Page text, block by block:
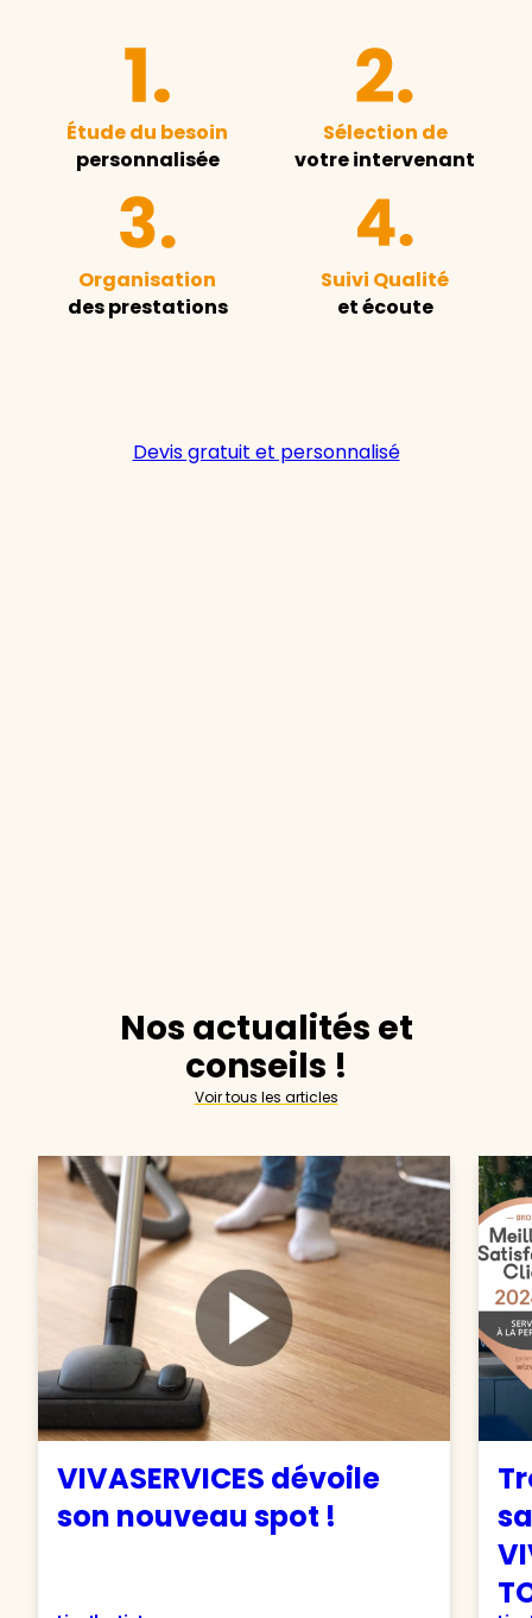
Étude du besoin
personnalisée
Sélection de
votre intervenant
Organisation
des prestations
Suivi Qualité
et écoute
Devis gratuit et personnalisé
Nos actualités et
conseils !
Voir tous les articles
VIVASERVICES dévoile
son nouveau spot !